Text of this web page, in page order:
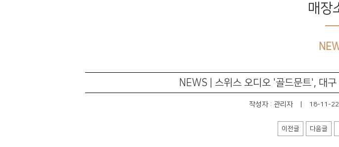
매장
NEWS | 스위스 오디오 '골드문트', 대
작성자 : 관리자 18-11-
이전글 다음글